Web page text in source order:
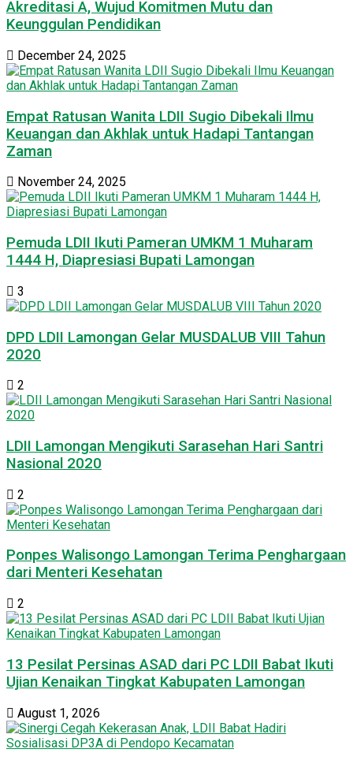
Akreditasi A, Wujud Komitmen Mutu dan
Keunggulan Pendidikan
December 24, 2025
Empat Ratusan Wanita LDII Sugio Dibekali Ilmu
Keuangan dan Akhlak untuk Hadapi Tantangan
Zaman
November 24, 2025
Pemuda LDII Ikuti Pameran UMKM 1 Muharam
1444 H, Diapresiasi Bupati Lamongan
3
DPD LDII Lamongan Gelar MUSDALUB VIII Tahun
2020
2
LDII Lamongan Mengikuti Sarasehan Hari Santri
Nasional 2020
2
Ponpes Walisongo Lamongan Terima Penghargaan
dari Menteri Kesehatan
2
13 Pesilat Persinas ASAD dari PC LDII Babat Ikuti
Ujian Kenaikan Tingkat Kabupaten Lamongan
August 1, 2026